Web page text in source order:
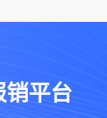
销平台